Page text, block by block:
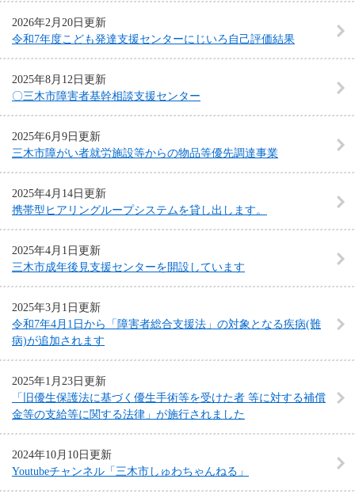
2026年2月20日更新
令和7年度こども発達支援センターにじいろ自己評価結果
2025年8月12日更新
〇三木市障害者基幹相談支援センター
2025年6月9日更新
三木市障がい者就労施設等からの物品等優先調達事業
2025年4月14日更新
携帯型ヒアリングループシステムを貸し出します。
2025年4月1日更新
三木市成年後見支援センターを開設しています
2025年3月1日更新
令和7年4月1日から「障害者総合支援法」の対象となる疾病(難
病)が追加されます
2025年1月23日更新
「旧優生保護法に基づく優生手術等を受けた者 等に対する補償
金等の支給等に関する法律」が施行されました
2024年10月10日更新
Youtubeチャンネル「三木市しゅわちゃんねる」